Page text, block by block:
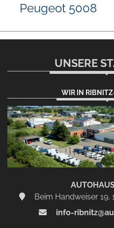
Peugeot 5008
UNSERE
WIR IN
Beim Handweiser 19,
info-